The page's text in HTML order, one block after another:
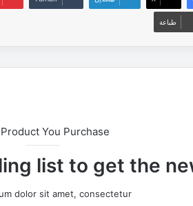
طباعة
You Purchase
list to get the
dolor sit amet, consectetur.